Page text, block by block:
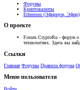
Форумы
Криптовалюты
Ethereum (Эфириум, Эфир)
О проекте
Forum.CryptoRu - форум о
технологиях. Здесь вы
Ссылки
Главная Форумы Правила форума
Меню пользователя
Войти